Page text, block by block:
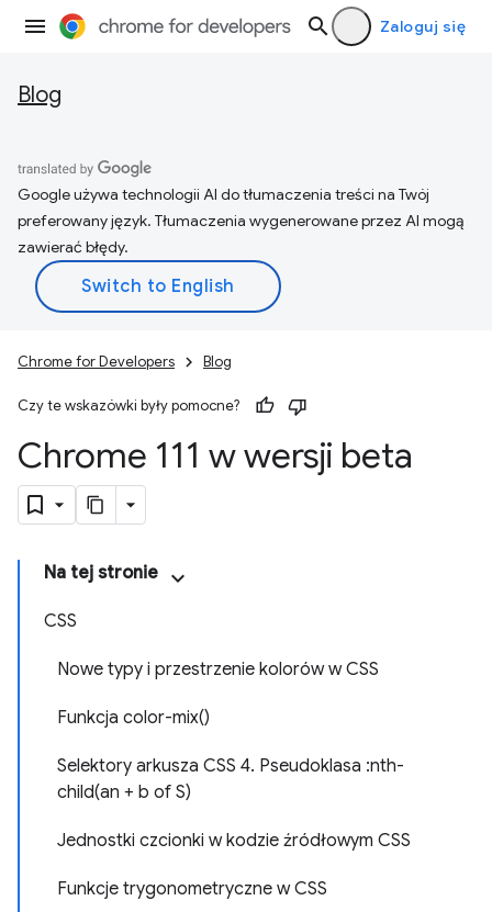
Zaloguj się
Blog
Google używa technologii AI do tłumaczenia treści na Twój
preferowany język. Tłumaczenia wygenerowane przez AI mogą
zawierać błędy.
Chrome for Developers Blog
Czy te wskazówki były pomocne?
Chrome 111 w wersji beta
Na tej stronie
CSS
Nowe typy i przestrzenie kolorów w CSS
Funkcja color-mix()
Selektory arkusza CSS 4. Pseudoklasa :nth-
child(an + b of S)
Jednostki czcionki w kodzie źródłowym CSS
Funkcje trygonometryczne w CSS